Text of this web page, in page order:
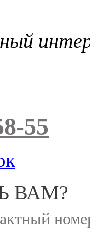
55
ВАМ?